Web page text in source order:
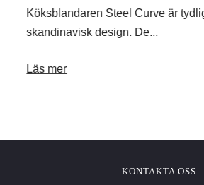
Köksblandaren Steel Curve är
skandinavisk design. De...
Läs mer
KONTAKTA OSS